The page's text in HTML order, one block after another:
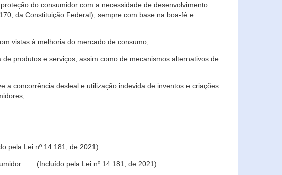
do consumidor com a necessidade de desenvolvimento
da Constituição Federal), sempre com base na boa-fé e
vistas à melhoria do mercado de consumo;
produtos e serviços, assim como de mecanismos alternativos de
a concorrência desleal e utilização indevida de inventos e criações
pela Lei nº 14.181, de 2021)
(Incluído pela Lei nº 14.181, de 2021)